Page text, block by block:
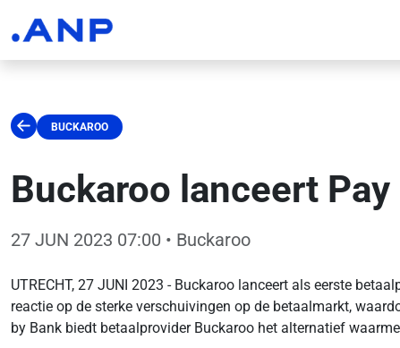
BUCKAROO
Buckaroo lanceert
27 JUN 2023 07:00 • Buckaroo
UTRECHT, 27 JUNI 2023 - Buckaroo lanceert als eerste
reactie op de sterke verschuivingen op de betaalmarkt,
by Bank biedt betaalprovider Buckaroo het alternatief